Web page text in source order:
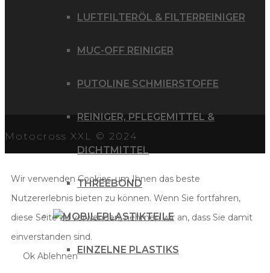
LUFTFILTERÖL & FILTERREINIGER
MUC-OFF REINIGER
PUTOLINE SCHMIERSTOFFE
REINIGER, PFLEGEMITTEL &
DICHTMITTEL
THREEBOND
PLASTIKTEILE
EINZELNE PLASTIKS
Motocross XXL © 2024
Wir verwenden Cookies, um Ihnen das beste
Nutzererlebnis bieten zu können. Wenn Sie fortfahren,
diese Seite zu verwenden, nehmen wir an, dass Sie damit
einverstanden sind.
Ok Ablehnen